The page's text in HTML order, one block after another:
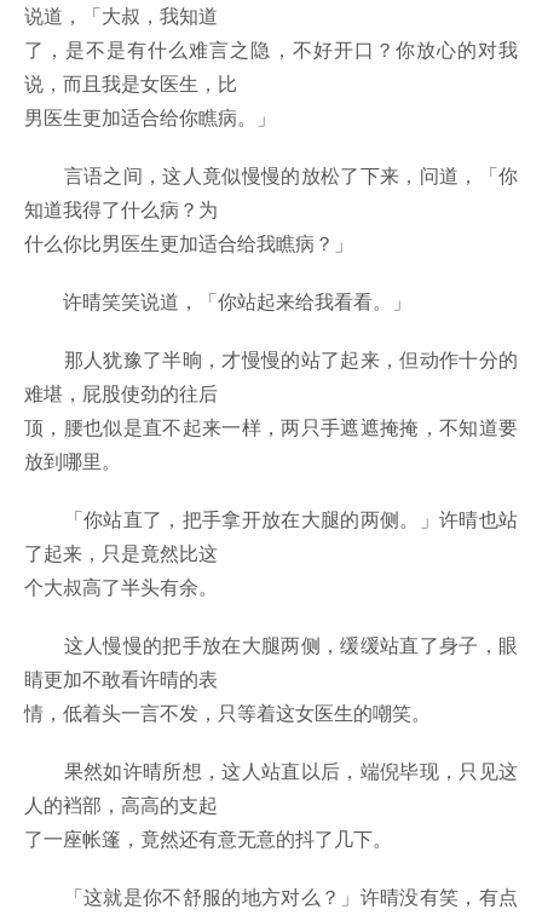
说道，「大叔，我知道
了，是不是有什么难言之隐，不好开口？你放心的对我
说，而且我是女医生，比
男医生更加适合给你瞧病。」
言语之间，这人竟似慢慢的放松了下来，问道，「你
知道我得了什么病？为
什么你比男医生更加适合给我瞧病？」
许晴笑笑说道，「你站起来给我看看。」
那人犹豫了半晌，才慢慢的站了起来，但动作十分的
难堪，屁股使劲的往后
顶，腰也似是直不起来一样，两只手遮遮掩掩，不知道要
放到哪里。
「你站直了，把手拿开放在大腿的两侧。」许晴也站
了起来，只是竟然比这
个大叔高了半头有余。
这人慢慢的把手放在大腿两侧，缓缓站直了身子，眼
睛更加不敢看许晴的表
情，低着头一言不发，只等着这女医生的嘲笑。
果然如许晴所想，这人站直以后，端倪毕现，只见这
人的裆部，高高的支起
了一座帐篷，竟然还有意无意的抖了几下。
「这就是你不舒服的地方对么？」许晴没有笑，有点